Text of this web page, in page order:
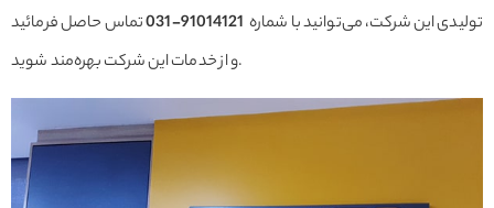
تولیدی این شرکت، می‌توانید با شماره 91014121-031
تماس حاصل فرمائید
و از خدمات این شرکت بهره‌مند شوید.